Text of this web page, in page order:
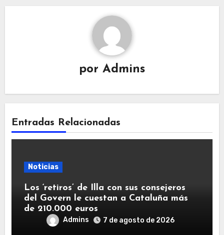
por Admins
Entradas Relacionadas
Noticias
Los ‘retiros’ de Illa con sus consejeros
del Govern le cuestan a Cataluña más
de 210.000 euros
Admins 7 de agosto de 2026